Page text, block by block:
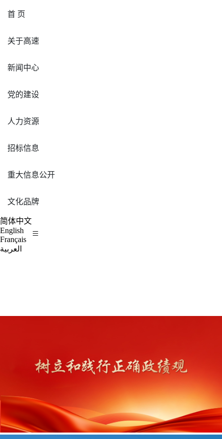
首 页
关于高速
新闻中心
党的建设
人力资源
招标信息
重大信息公开
文化品牌
简体中文
English
Français
العربية